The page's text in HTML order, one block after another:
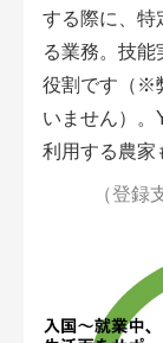
する際に、特
る業務。技能
役割です（※
いません）。
利用する農家
（登録